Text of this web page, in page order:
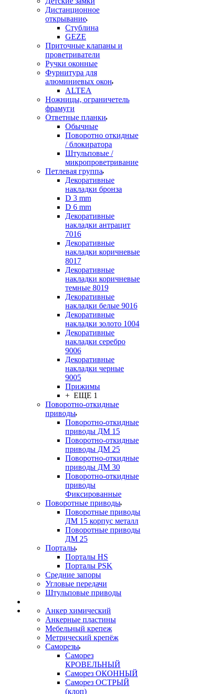
Дистанционное
открывание
Стублина
GEZE
Приточные клапаны и
проветриватели
Ручки оконные
Фурнитура для
алюминиевых окон
ALTEA
Ножницы, ограничетель
фрамуги
Ответные планки
Обычные
Поворотно откидные
/ блокиратора
Штульповые /
микропроветривание
Петлевая группа
Декоративные
накладки бронза
D 3 mm
D 6 mm
Декоративные
накладки антрацит
7016
Декоративные
накладки коричневые
8017
Декоративные
накладки коричневые
темные 8019
Декоративные
накладки белые 9016
Декоративные
накладки золото 1004
Декоративные
накладки серебро
9006
Декоративные
накладки черные
9005
Прижимы
+ ЕЩЕ 1
Поворотно-откидные
приводы
Поворотно-откидные
приводы ДМ 15
Поворотно-откидные
приводы ДМ 25
Поворотно-откидные
приводы ДМ 30
Поворотно-откидные
приводы
Фиксированные
Поворотные приводы
Поворотные приводы
ДМ 15 корпус металл
Поворотные приводы
ДМ 25
Порталы
Порталы HS
Порталы PSK
Средние запоры
Угловые передачи
Штульповые приводы
Анкер химический
Анкерные пластины
Мебельный крепеж
Метрический крепёж
Саморезы
Саморез
КРОВЕЛЬНЫЙ
Саморез ОКОННЫЙ
Саморез ОСТРЫЙ
(клоп)